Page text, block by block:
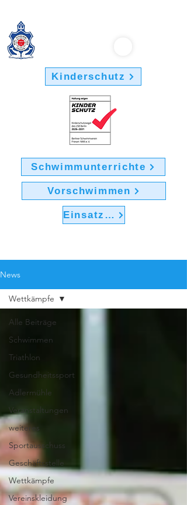
Kinderschutz
Schwimmunterrichte
Vorschwimmen
Einsatz im Verein
News
Alle Beiträge
Schwimmen
Triathlon
Gesundheitssport
Adlermühle
Veranstaltungen
weiteres
Sportausschuss
Geschäftsstelle
Wettkämpfe
Vereinskleidung
Wettkämpfe